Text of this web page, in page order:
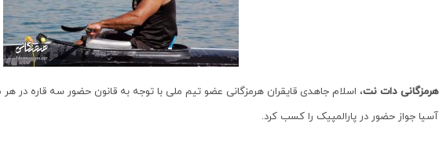
هرمزگانی دات نت، اسلام جاهدی قایقران هرمزگانی عضو تیم ملی با توجه به قانون حضور سه قاره در هر
آسیا جواز حضور در پارالمپیک را کسب کرد.